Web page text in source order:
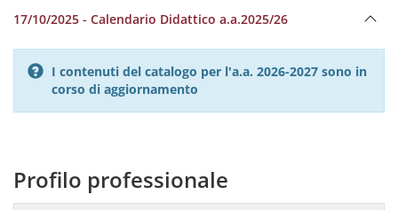
17/10/2025 - Calendario Didattico a.a.2025/26
I contenuti del catalogo per l'a.a. 2026-2027 sono in
corso di aggiornamento
Profilo professionale